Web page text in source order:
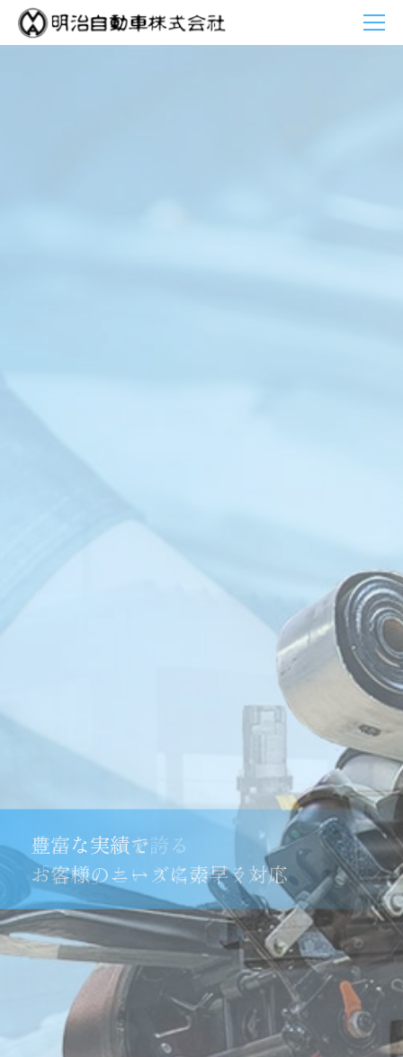
確かな実績を誇る
「信頼」という名のブランド
豊富な実績で
お客様のニーズに素早く対応